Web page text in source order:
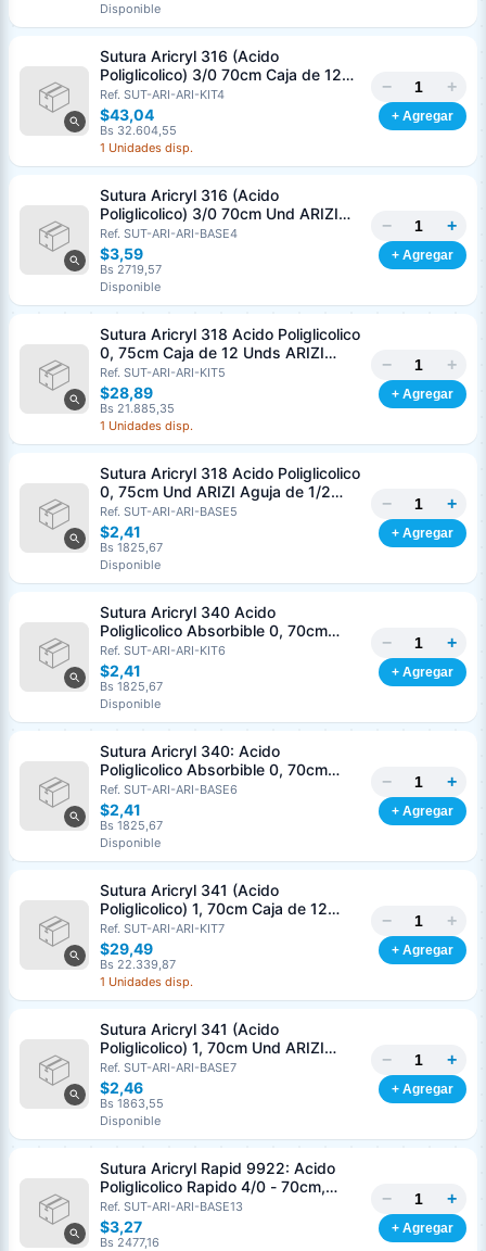
Disponible
Sutura Aricryl 316 (Acido
Poliglicolico) 3/0 70cm Caja de 12
Unds ARIZI Aguja de 1/2 Circulo
Punta Conica 26mm
Ref. SUT-ARI-ARI-KIT4
$43,04
Bs 32.604,55
1 Unidades disp.
− +
+ Agregar
Sutura Aricryl 316 (Acido
Poliglicolico) 3/0 70cm Und ARIZI
Aguja de 1/2 Circulo Punta Conica
26mm
Ref. SUT-ARI-ARI-BASE4
$3,59
Bs 2719,57
Disponible
− +
+ Agregar
Sutura Aricryl 318 Acido Poliglicolico
0, 75cm Caja de 12 Unds ARIZI
Aguja de 1/2 Punta Cónica 26mm
Ref. SUT-ARI-ARI-KIT5
$28,89
Bs 21.885,35
1 Unidades disp.
− +
+ Agregar
Sutura Aricryl 318 Acido Poliglicolico
0, 75cm Und ARIZI Aguja de 1/2
Punta Cónica 26mm
Ref. SUT-ARI-ARI-BASE5
$2,41
Bs 1825,67
Disponible
− +
+ Agregar
Sutura Aricryl 340 Acido
Poliglicolico Absorbible 0, 70cm
Caja de 12 Unds ARIZI Aguja de 1/2
Punta Cónica 36mm
Ref. SUT-ARI-ARI-KIT6
$2,41
Bs 1825,67
Disponible
− +
+ Agregar
Sutura Aricryl 340: Acido
Poliglicolico Absorbible 0, 70cm
Und ARIZI Aguja de 1/2 Punta
Cónica 36mm
Ref. SUT-ARI-ARI-BASE6
$2,41
Bs 1825,67
Disponible
− +
+ Agregar
Sutura Aricryl 341 (Acido
Poliglicolico) 1, 70cm Caja de 12
Unds ARIZI Aguja de 1/2 Circulo
Punta Conica 36mm
Ref. SUT-ARI-ARI-KIT7
$29,49
Bs 22.339,87
1 Unidades disp.
− +
+ Agregar
Sutura Aricryl 341 (Acido
Poliglicolico) 1, 70cm Und ARIZI
Aguja de 1/2 Circulo Punta Conica
36mm
Ref. SUT-ARI-ARI-BASE7
$2,46
Bs 1863,55
Disponible
− +
+ Agregar
Sutura Aricryl Rapid 9922: Acido
Poliglicolico Rapido 4/0 - 70cm,
aguja de 3/8 Corte Inverso 19mm
Und ARIZI Absorbible
Ref. SUT-ARI-ARI-BASE13
$3,27
Bs 2477,16
− +
+ Agregar
Generar cotización
Completá los datos para emitir el PDF
Nombre o razón social
Cédula o RIF*
Teléfono (opcional)
Email (opcional)
Cancelar
Clave